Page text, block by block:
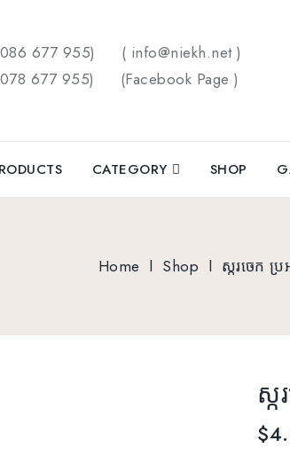
677 955)
( info@niekh.net )
677 955)
(Facebook Page )
CATEGORY SHOP
Home l Shop l ស្ករចេក ប្
ស្
$